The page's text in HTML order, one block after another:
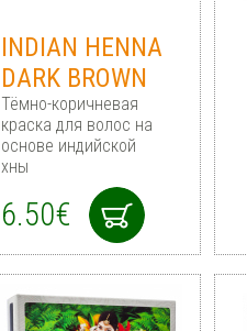
INDIAN HENNA
DARK BROWN
Тёмно-коричневая
краска для волос на
основе индийской
хны
6.50€